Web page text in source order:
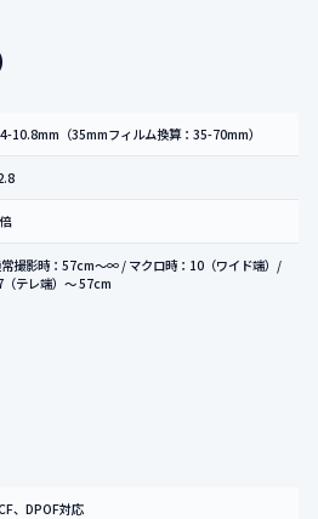
10.8mm（35mmフィルム換算：35-70mm）
撮影時：57cm～∞ / マクロ時：10（ワイド端）/
（テレ端）～ 57cm
、DPOF対応